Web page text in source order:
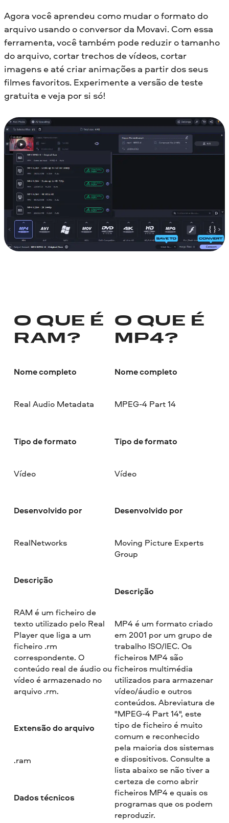
Agora você aprendeu como mudar o formato do
arquivo usando o conversor da Movavi. Com essa
ferramenta, você também pode reduzir o tamanho
do arquivo, cortar trechos de vídeos, cortar
imagens e até criar animações a partir dos seus
filmes favoritos. Experimente a versão de teste
gratuita e veja por si só!
O QUE É
RAM?
Nome completo
Real Audio Metadata
Tipo de formato
Vídeo
Desenvolvido por
RealNetworks
Descrição
RAM é um ficheiro de
texto utilizado pelo Real
Player que liga a um
ficheiro .rm
correspondente. O
conteúdo real de áudio ou
vídeo é armazenado no
arquivo .rm.
Extensão do arquivo
.ram
Dados técnicos
O QUE É
MP4?
Nome completo
MPEG-4 Part 14
Tipo de formato
Vídeo
Desenvolvido por
Moving Picture Experts
Group
Descrição
MP4 é um formato criado
em 2001 por um grupo de
trabalho ISO/IEC. Os
ficheiros MP4 são
ficheiros multimédia
utilizados para armazenar
vídeo/áudio e outros
conteúdos. Abreviatura de
"MPEG-4 Part 14", este
tipo de ficheiro é muito
comum e reconhecido
pela maioria dos sistemas
e dispositivos. Consulte a
lista abaixo se não tiver a
certeza de como abrir
ficheiros MP4 e quais os
programas que os podem
reproduzir.